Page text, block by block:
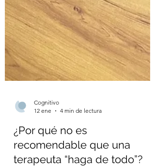
Cognitivo
4 min de lectura
¿Por qué no es